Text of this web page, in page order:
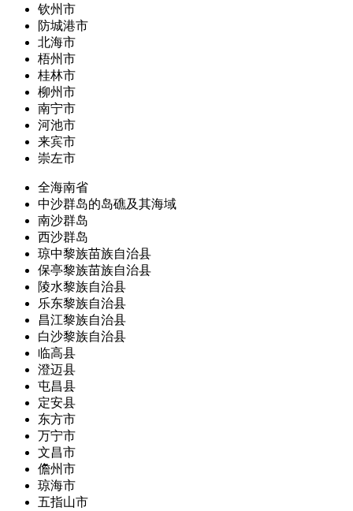
钦州市
防城港市
北海市
梧州市
桂林市
柳州市
南宁市
河池市
来宾市
崇左市
全海南省
中沙群岛的岛礁及其海域
南沙群岛
西沙群岛
琼中黎族苗族自治县
保亭黎族苗族自治县
陵水黎族自治县
乐东黎族自治县
昌江黎族自治县
白沙黎族自治县
临高县
澄迈县
屯昌县
定安县
东方市
万宁市
文昌市
儋州市
琼海市
五指山市